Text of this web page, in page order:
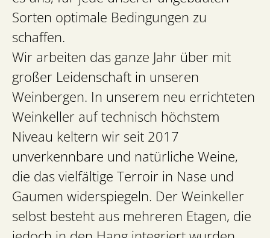
Sorten optimale Bedingungen zu
schaffen.
Wir arbeiten das ganze Jahr über mit
großer Leidenschaft in unseren
Weinbergen. In unserem neu errichteten
Weinkeller auf technisch höchstem
Niveau keltern wir seit 2017
unverkennbare und natürliche Weine,
die das vielfältige Terroir in Nase und
Gaumen widerspiegeln. Der Weinkeller
selbst besteht aus mehreren Etagen, die